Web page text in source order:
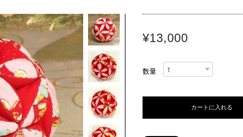
¥13,000
数量
カートに入れる